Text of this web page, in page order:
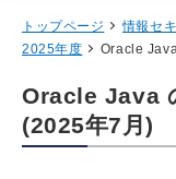
トップページ 情報セ
2025年度
Oracle
Oracle Java
(2025年7月)